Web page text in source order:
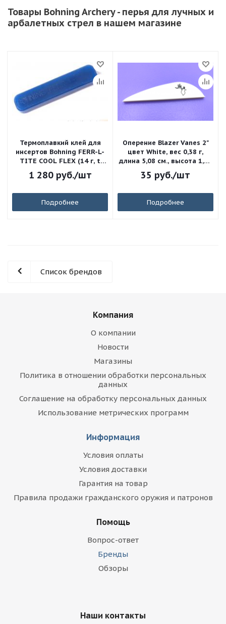
Товары Bohning Archery - перья для лучных и
арбалетных стрел в нашем магазине
Термоплавкий клей для
инсертов Bohning FERR-L-
TITE COOL FLEX (14 г, t
плавления 137,8°C)
1 280руб./шт
Подробнее
Оперение Blazer Vanes 2"
цвет White, вес 0,38 г,
длина 5,08 см., высота 1,45
см
35 руб./шт
Подробнее
Список брендов
Компания
О компании
Новости
Магазины
Политика в отношении обработки персональных
данных
Соглашение на обработку персональных данных
Использование метрических программ
Информация
Условия оплаты
Условия доставки
Гарантия на товар
Правила продажи гражданского оружия и патронов
Помощь
Вопрос-ответ
Бренды
Обзоры
Наши контакты